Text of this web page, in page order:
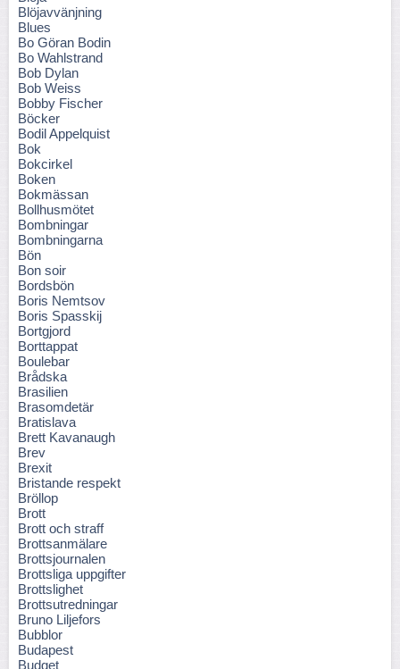
Blöjavvänjning
Blues
Bo Göran Bodin
Bo Wahlstrand
Bob Dylan
Bob Weiss
Bobby Fischer
Böcker
Bodil Appelquist
Bok
Bokcirkel
Boken
Bokmässan
Bollhusmötet
Bombningar
Bombningarna
Bön
Bon soir
Bordsbön
Boris Nemtsov
Boris Spasskij
Bortgjord
Borttappat
Boulebar
Brådska
Brasilien
Brasomdetär
Bratislava
Brett Kavanaugh
Brev
Brexit
Bristande respekt
Bröllop
Brott
Brott och straff
Brottsanmälare
Brottsjournalen
Brottsliga uppgifter
Brottslighet
Brottsutredningar
Bruno Liljefors
Bubblor
Budapest
Budget